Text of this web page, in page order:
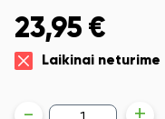
23,95 €
Laikinai neturime
produkto